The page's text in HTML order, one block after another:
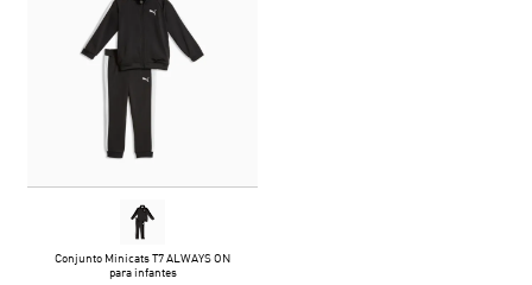
Conjunto Minicats T7 ALWAYS ON
para infantes